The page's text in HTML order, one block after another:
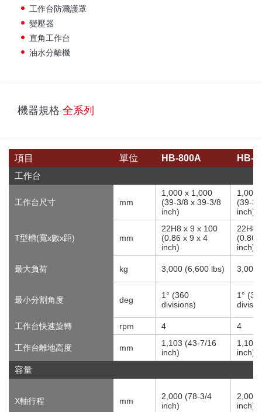
工作台防濺護罩
變壓器
直角工作台
油水分離機
機器規格 全系列
項目 單位 HB-800A
HB-
工作台
工作台尺寸 mm
1,000 x 1,000
(39-3/8 x 39-3/8
inch)
1,000
(39-3/
inch)
T型槽(寬x數x距) mm
22H8 x 9 x 100
(0.86 x 9 x 4
inch)
22H8
(0.86
inch)
最大負荷 kg 3,000 (6,600 lbs) 3,000
最小分割角度 deg
1° (360
divisions)
1°
工作台快速旋轉 rpm 4 4
工作台離地高度 mm
1,103 (43-7/16
inch)
1,103
inch)
容量
X軸行程 mm
2,000 (78-3/4
inch)
2,000
inch)